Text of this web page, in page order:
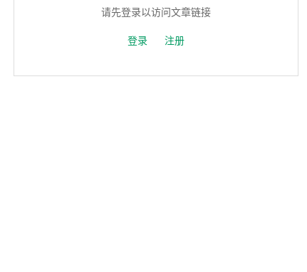
请先登录以访问文章链接
登录 注册